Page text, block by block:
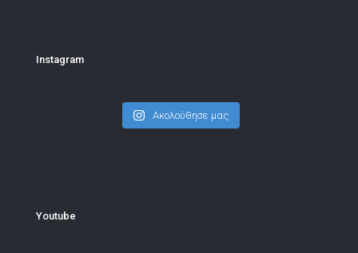
Instagram
Ακολούθησε μας
Youtube